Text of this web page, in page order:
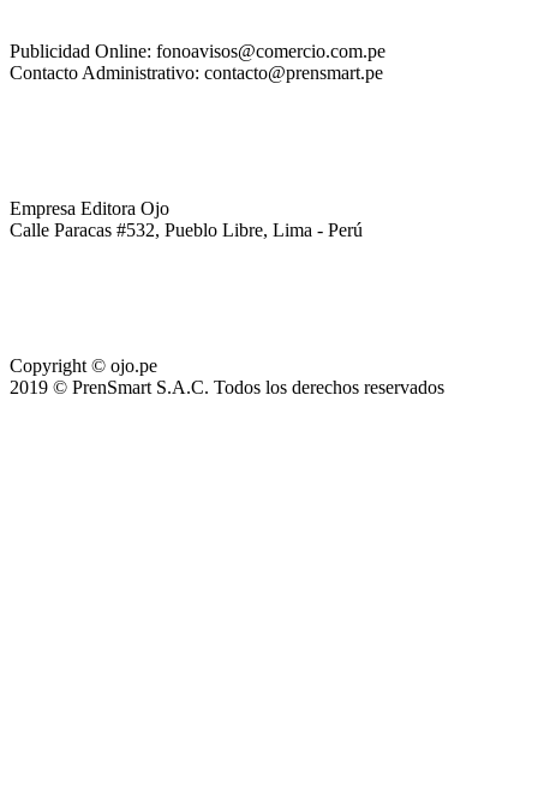
Publicidad Online: fonoavisos@comercio.com.pe
Contacto Administrativo: contacto@prensmart.pe
Empresa Editora Ojo
Calle Paracas #532, Pueblo Libre, Lima - Perú
Copyright © ojo.pe
2019 © PrenSmart S.A.C. Todos los derechos reservados